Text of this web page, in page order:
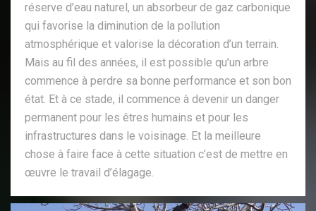
réserve d’eau naturel, un absorbeur de gaz carbonique
qui favorise la diminution de la pollution
atmosphérique et valorise la décoration d’un terrain.
Mais au fil des années, il est possible qu’un arbre
commence à perdre sa bonne performance et son bon
état. Et à ce stade, il commence à devenir un danger
permanent pour les êtres humains et pour les
infrastructures dans le voisinage. Et la meilleure
chose à faire face à cette situation c’est de mettre en
œuvre le travail d’élagage.